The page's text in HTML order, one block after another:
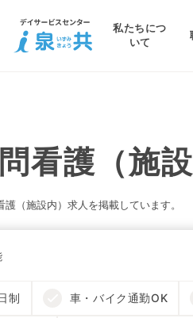
私たちにつ
いて
看護（施
（施設内）求人を掲載しています。
制 車・バイク通勤OK